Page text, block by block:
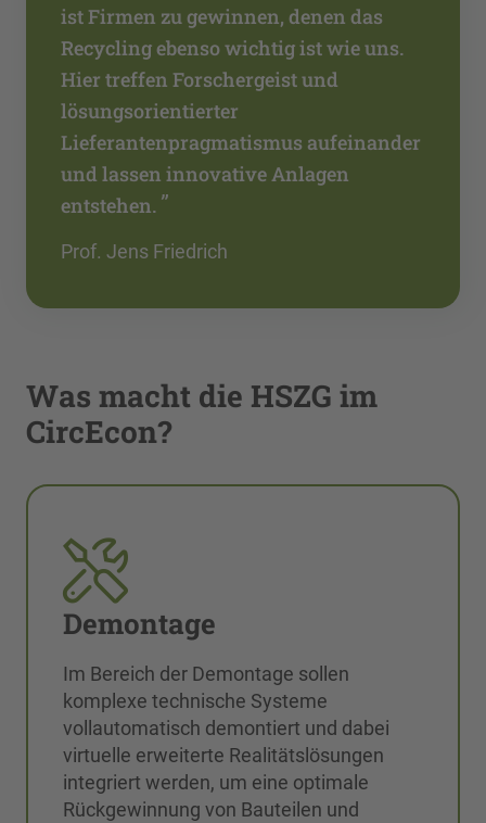
ist Firmen zu gewinnen, denen das
Recycling ebenso wichtig ist wie uns.
Hier treffen Forschergeist und
lösungsorientierter
Lieferantenpragmatismus aufeinander
und lassen innovative Anlagen
entstehen. ”
Prof. Jens Friedrich
Was macht die HSZG im
CircEcon?
Demontage
Im Bereich der Demontage sollen
komplexe technische Systeme
vollautomatisch demontiert und dabei
virtuelle erweiterte Realitätslösungen
integriert werden, um eine optimale
Rückgewinnung von Bauteilen und